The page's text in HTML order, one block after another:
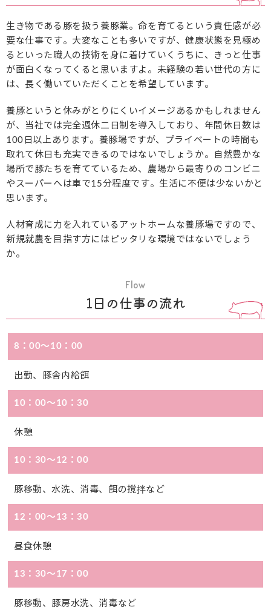
生き物である豚を扱う養豚業。命を育てるという責任感が必
要な仕事です。 大変なことも多いですが、健康状態を見極め
るといった職人の技術を身に着けていくうちに、きっと仕事
が面白くなってくると思いますよ。未経験の若い世代の方に
は、長く働いていただくことを希望しています。
養豚というと休みがとりにくいイメージあるかもしれません
が、当社では完全週休二日制を導入しており、年間休日数は
100日以上あります。 養豚場ですが、プライベートの時間も
取れて休日も充実できるのではないでしょうか。
自然豊かな
場所で豚たちを育てているため、農場から最寄りのコンビニ
やスーパーへは車で15分程度です。生活に不便は少ないかと
思います。
人材育成に力を入れているアットホームな養豚場ですので、
新規就農を目指す方にはピッタリな環境ではないでしょう
か。
Flow
1日の仕事の流れ
8：00～10：00
出勤、豚舎内給餌
10：00～10：30
休憩
10：30～12：00
豚移動、水洗、消毒、餌の撹拌など
12：00～13：30
昼食休憩
13：30～17：00
豚移動、豚房水洗、消毒など